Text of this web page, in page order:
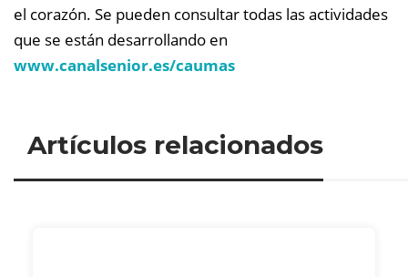
el corazón. Se pueden consultar todas las actividades
que se están desarrollando en
www.canalsenior.es/caumas
Artículos relacionados